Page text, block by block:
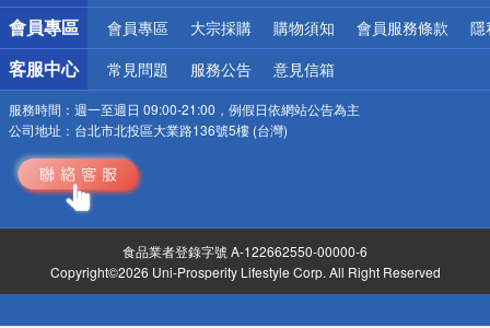
會員專區 會員專區 大宗採購 購物須知 會員服務條款 隱
客服中心 常見問題 服務公告 意見信箱
服務時間： 週一至週日 09:00-21:00，例假日依網站公告為主
公司地址： 台北市北投區大業路136號5樓 (台灣)
食品業者登錄字號 A-122662550-00000-6
Copyright©2026 Uni-Prosperity Lifestyle Corp. All Right Reserved